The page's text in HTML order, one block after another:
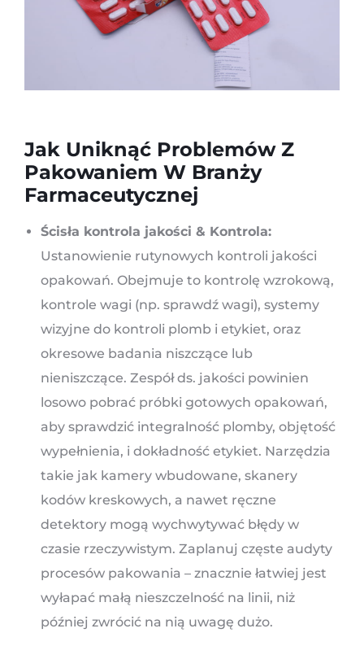
Jak Uniknąć Problemów Z
Pakowaniem W Branży
Farmaceutycznej
Ścisła kontrola jakości & Kontrola:
Ustanowienie rutynowych kontroli jakości
opakowań. Obejmuje to kontrolę wzrokową,
kontrole wagi (np. sprawdź wagi), systemy
wizyjne do kontroli plomb i etykiet, oraz
okresowe badania niszczące lub
nieniszczące. Zespół ds. jakości powinien
losowo pobrać próbki gotowych opakowań,
aby sprawdzić integralność plomby, objętość
wypełnienia, i dokładność etykiet. Narzędzia
takie jak kamery wbudowane, skanery
kodów kreskowych, a nawet ręczne
detektory mogą wychwytywać błędy w
czasie rzeczywistym. Zaplanuj częste audyty
procesów pakowania – znacznie łatwiej jest
wyłapać małą nieszczelność na linii, niż
później zwrócić na nią uwagę dużo.